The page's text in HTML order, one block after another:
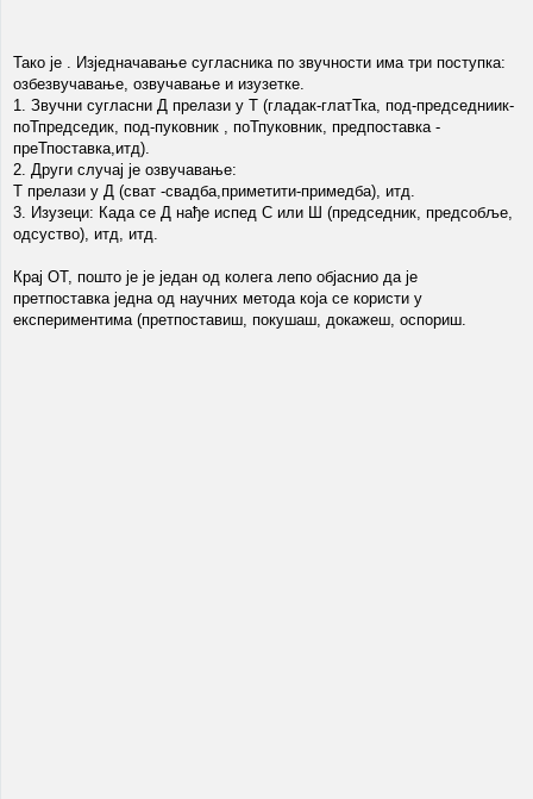
Тако је . Изједначавање сугласника по звучности има три поступка:
озбезвучавање, озвучавање и изузетке.
1. Звучни сугласни Д прелази у Т (гладак-глатТка, под-председниик-
поТпредседик, под-пуковник , поТпуковник, предпоставка -
преТпоставка,итд).
2. Други случај је озвучавање:
Т прелази у Д (сват -свадба,приметити-примедба), итд.
3. Изузеци: Када се Д нађе испед С или Ш (председник, предсобље,
одсуство), итд, итд.
Крај ОТ, пошто је је један од колега лепо објаснио да је
претпоставка једна од научних метода која се користи у
експериментима (претпоставиш, покушаш, докажеш, оспориш.